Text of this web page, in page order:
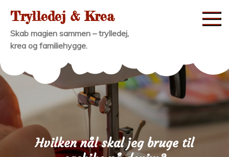
content
Trylledej & Krea
Skab magien sammen – trylledej,
krea og familiehygge.
Hvilken nål skal jeg bruge til